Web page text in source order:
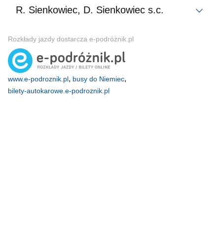
R. Sienkowiec, D. Sienkowiec s.c.
Rozkłady jazdy dostarcza e-podróżnik.pl
www.e-podroznik.pl, busy do Niemiec,
bilety-autokarowe.e-podroznik.pl